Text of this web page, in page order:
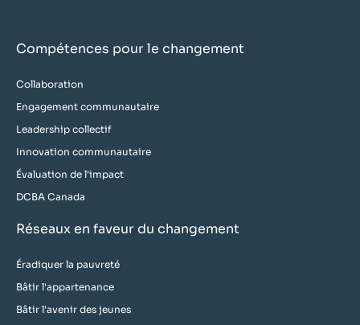
Compétences pour le changement
Collaboration
Engagement communautaire
Leadership collectif
Innovation communautaire
Évaluation de l'impact
DCBA Canada
Réseaux en faveur du changement
Éradiquer la pauvreté
Bâtir l'appartenance
Bâtir l'avenir des jeunes